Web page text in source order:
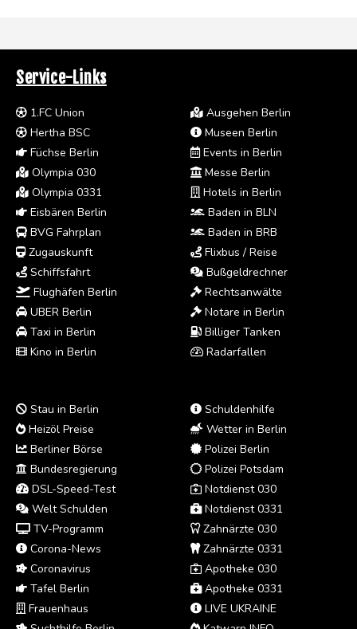
Service-Links
1.FC Union
Hertha BSC
Füchse Berlin
Olympia 030
Olympia 0331
Eisbären Berlin
BVG Fahrplan
Zugauskunft
Schiffsfahrt
Flughäfen Berlin
UBER Berlin
Taxi in Berlin
Kino in Berlin
Ausgehen Berlin
Museen Berlin
Events in Berlin
Messe Berlin
Hotels in Berlin
Baden in BLN
Baden in BRB
Flixbus / Reise
Bußgeldrechner
Rechtsanwälte
Notare in Berlin
Billiger Tanken
Radarfallen
Stau in Berlin
Heizöl Preise
Berliner Börse
Bundesregierung
DSL-Speed-Test
Welt Schulden
TV-Programm
Corona-News
Coronavirus
Tafel Berlin
Frauenhaus
Schuldenhilfe
Wetter in Berlin
Polizei Berlin
Polizei Potsdam
Notdienst 030
Notdienst 0331
Zahnärzte 030
Zahnärzte 0331
Apotheke 030
Apotheke 0331
LIVE UKRAINE